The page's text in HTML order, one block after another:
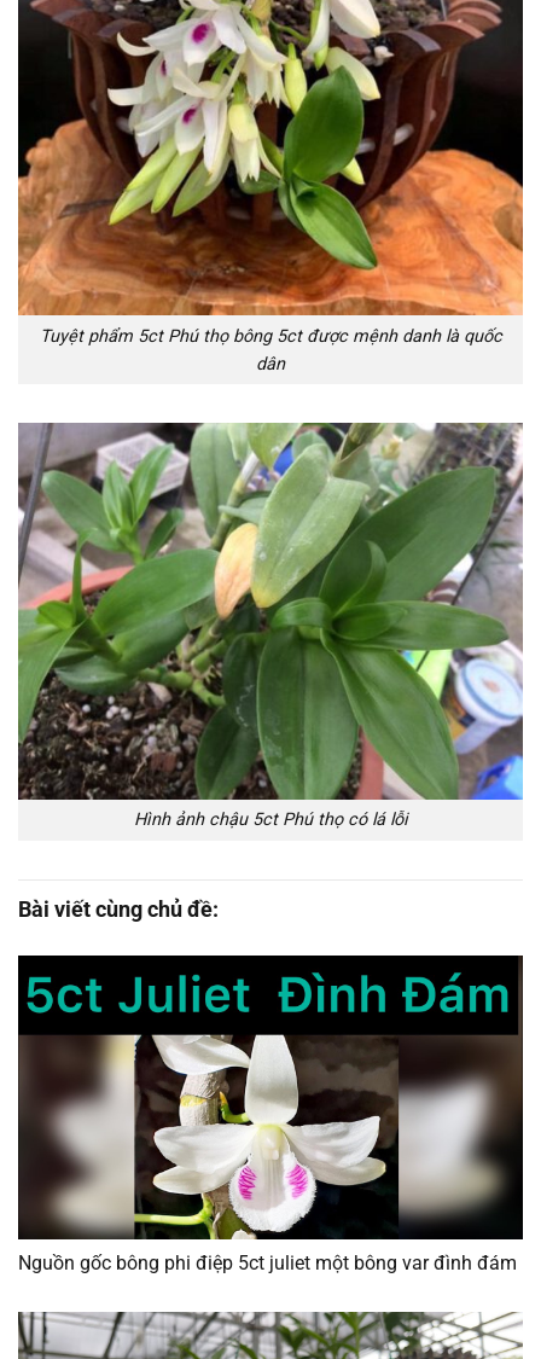
Tuyệt phẩm 5ct Phú thọ bông 5ct được mệnh danh là quốc
dân
Hình ảnh chậu 5ct Phú thọ có lá lỗi
Bài viết cùng chủ đề:
Nguồn gốc bông phi điệp 5ct juliet một bông var đình đám